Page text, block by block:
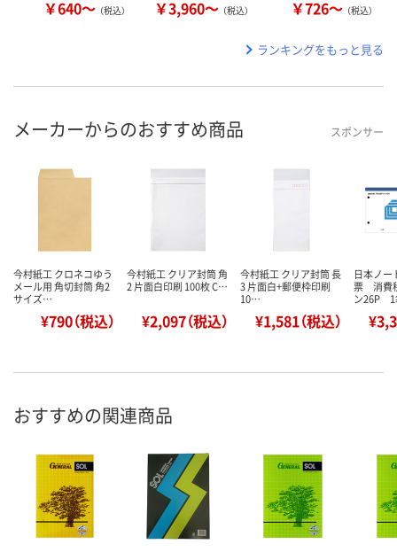
￥640～ （税込） ￥3,960～ （税込） ￥726～ （税込）
ランキングをもっと見る
メーカーからのおすすめ商品 スポンサー
今村紙工 クロネコゆう
メール用 角切封筒 角2
サイズ…
¥790（税込）
今村紙工 クリア封筒 角
2 片面白印刷 100枚 C…
¥2,097（税込）
今村紙工 クリア封筒 長
3 片面白+郵便枠印刷
10…
¥1,581（税込）
日本ノ
票 消費
ン26P
おすすめの関連商品